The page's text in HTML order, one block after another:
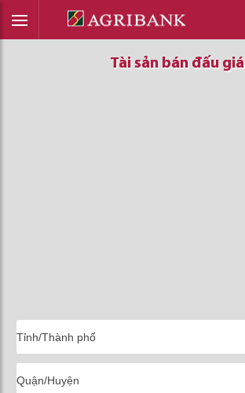
Tài sản bán đấu giá
Tài sản bán đấu giá
Tài sản bán đấu giá